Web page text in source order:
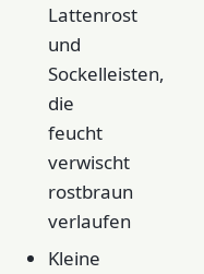
Lattenrost
und
Sockelleisten,
die
feucht
verwischt
rostbraun
verlaufen
Kleine